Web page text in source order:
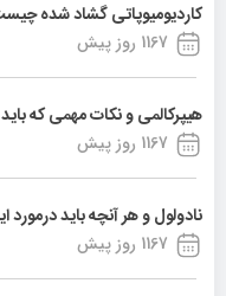
کاردیومیوپاتی گشاد شده
1167 روز پیش
هیپرکالمی و نکات مهمی که باید
1167 روز پیش
نادولول و هر آنچه باید
1167 روز پیش